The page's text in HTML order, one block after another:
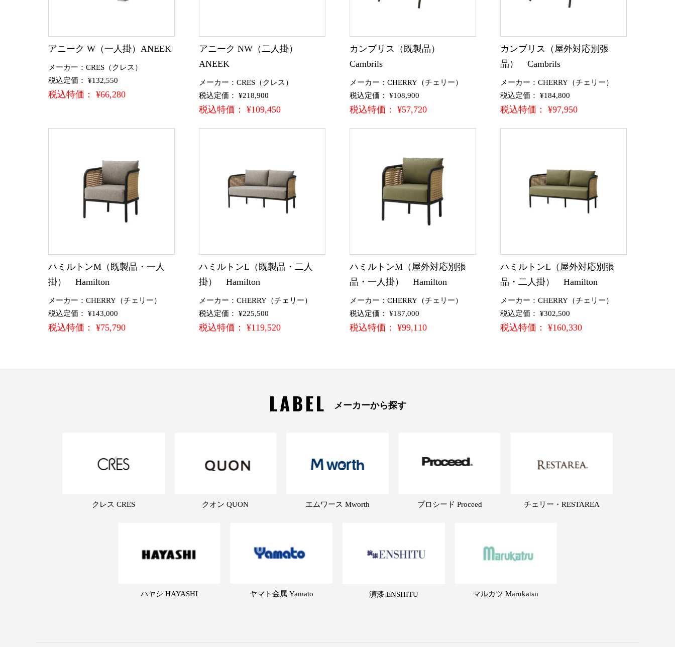
アニーク W（一人掛）ANEEK
メーカー：CRES（クレス）
税込定価： ¥132,550
税込特価： ¥66,280
アニーク NW（二人掛）
ANEEK
メーカー：CRES（クレス）
税込定価： ¥218,900
税込特価： ¥109,450
カンブリス（既製品）
Cambrils
メーカー：CHERRY（チェリー）
税込定価： ¥108,900
税込特価： ¥57,720
カンブリス（屋外対応別張
品） Cambrils
メーカー：CHERRY（チェリー）
税込定価： ¥184,800
税込特価： ¥97,950
ハミルトンM（既製品・一人
掛） Hamilton
メーカー：CHERRY（チェリー）
税込定価： ¥143,000
税込特価： ¥75,790
ハミルトンL（既製品・二人
掛） Hamilton
メーカー：CHERRY（チェリー）
税込定価： ¥225,500
税込特価： ¥119,520
ハミルトンM（屋外対応別張
品・一人掛） Hamilton
メーカー：CHERRY（チェリー）
税込定価： ¥187,000
税込特価： ¥99,110
ハミルトンL（屋外対応別張
品・二人掛） Hamilton
メーカー：CHERRY（チェリー）
税込定価： ¥302,500
税込特価： ¥160,330
LABEL メーカーから探す
クレス CRES クオン QUON エムワース Mworth プロシード Proceed チェリー・RESTAREA
ハヤシ HAYASHI ヤマト金属 Yamato 演漆 ENSHITU マルカツ Marukatsu